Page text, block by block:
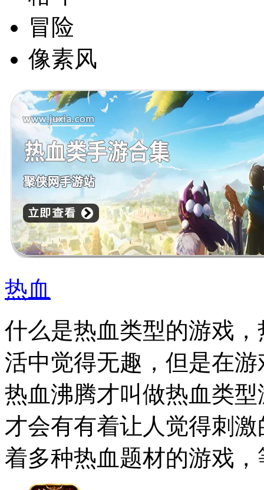
冒险
像素风
热血
什么是热血类型的游戏
活中觉得无趣，但是在
热血沸腾才叫做热血类
才会有有着让人觉得刺
着多种热血题材的游戏